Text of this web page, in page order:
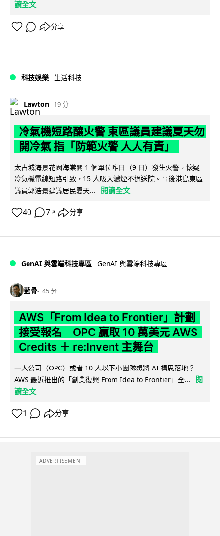
讀全文
分享
科技娛樂 生活科技
Lawton 19 分
冷氣機短路釀火警 東區議員建議夏天勿
開冷氣 指「防範火警 人人有責」
太古城海景花園海棠閣 1 個單位昨日（9 日）發生火警，懷疑
冷氣機電線短路引致，15 人吸入濃煙不適送院。事後港島東區
議員郭浩景建議居民夏天...
閱讀全文
40 7 ↗ 分享
GenAI 與雲端科技專區 GenAI 與雲端科技專區
藍骨 45 分
AWS「From Idea to Frontier」計劃
接受報名 OPC 贏取 10 萬美元 AWS
Credits ＋ re:Invent 主舞台
一人公司（OPC）或者 10 人以下小團隊想將 AI 構思落地？
AWS 最近推出的「創業復興 From Idea to Frontier」全...
閱
讀全文
1 分享
ADVERTISEMENT